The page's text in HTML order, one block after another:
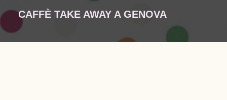
CAFFÈ TAKE AWAY A GENOVA